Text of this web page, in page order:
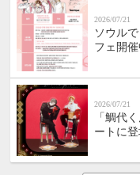
2026/07/21
ソウル
フェ開
2026/07/21
「鯛代
ートに登